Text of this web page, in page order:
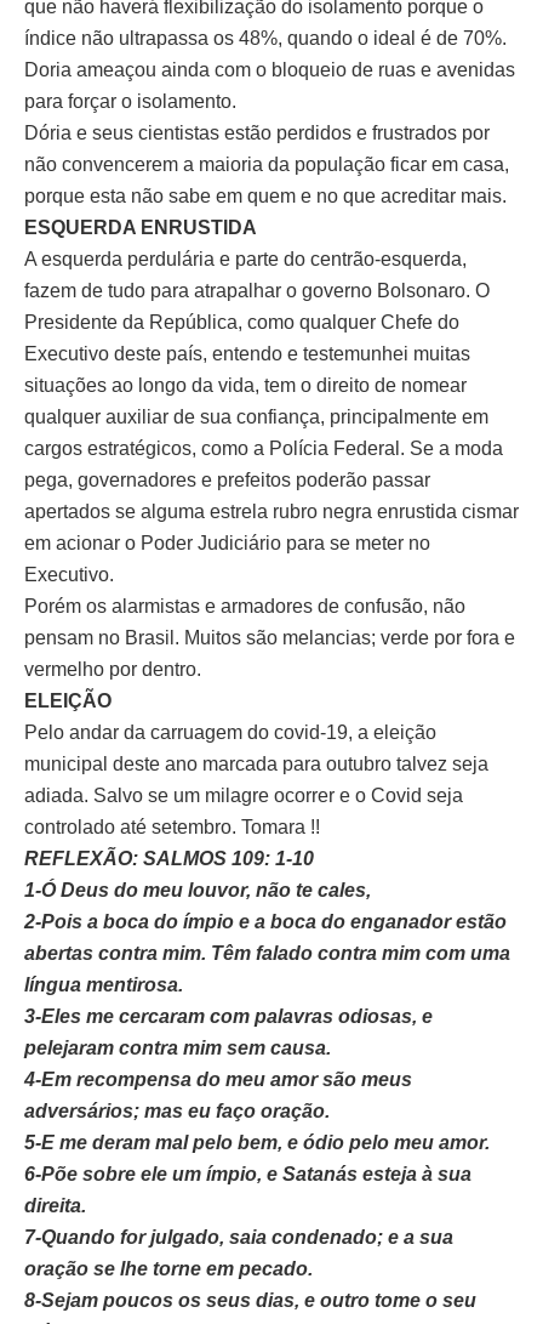
que não haverá flexibilização do isolamento porque o
índice não ultrapassa os 48%, quando o ideal é de 70%.
Doria ameaçou ainda com o bloqueio de ruas e avenidas
para forçar o isolamento.
Dória e seus cientistas estão perdidos e frustrados por
não convencerem a maioria da população ficar em casa,
porque esta não sabe em quem e no que acreditar mais.
ESQUERDA ENRUSTIDA
A esquerda perdulária e parte do centrão-esquerda,
fazem de tudo para atrapalhar o governo Bolsonaro. O
Presidente da República, como qualquer Chefe do
Executivo deste país, entendo e testemunhei muitas
situações ao longo da vida, tem o direito de nomear
qualquer auxiliar de sua confiança, principalmente em
cargos estratégicos, como a Polícia Federal. Se a moda
pega, governadores e prefeitos poderão passar
apertados se alguma estrela rubro negra enrustida cismar
em acionar o Poder Judiciário para se meter no
Executivo.
Porém os alarmistas e armadores de confusão, não
pensam no Brasil. Muitos são melancias; verde por fora e
vermelho por dentro.
ELEIÇÃO
Pelo andar da carruagem do covid-19, a eleição
municipal deste ano marcada para outubro talvez seja
adiada. Salvo se um milagre ocorrer e o Covid seja
controlado até setembro. Tomara !!
REFLEXÃO: SALMOS 109: 1-10
1-Ó Deus do meu louvor, não te cales,
2-Pois a boca do ímpio e a boca do enganador estão
abertas contra mim. Têm falado contra mim com uma
língua mentirosa.
3-Eles me cercaram com palavras odiosas, e
pelejaram contra mim sem causa.
4-Em recompensa do meu amor são meus
adversários; mas eu faço oração.
5-E me deram mal pelo bem, e ódio pelo meu amor.
6-Põe sobre ele um ímpio, e Satanás esteja à sua
direita.
7-Quando for julgado, saia condenado; e a sua
oração se lhe torne em pecado.
8-Sejam poucos os seus dias, e outro tome o seu